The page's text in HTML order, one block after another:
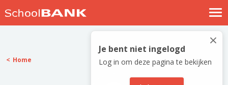
Nostalgische verhalen
Log in
Meld je gratis aan
×
Je bent niet ingelogd
Log in om deze pagina te bekijken
Home